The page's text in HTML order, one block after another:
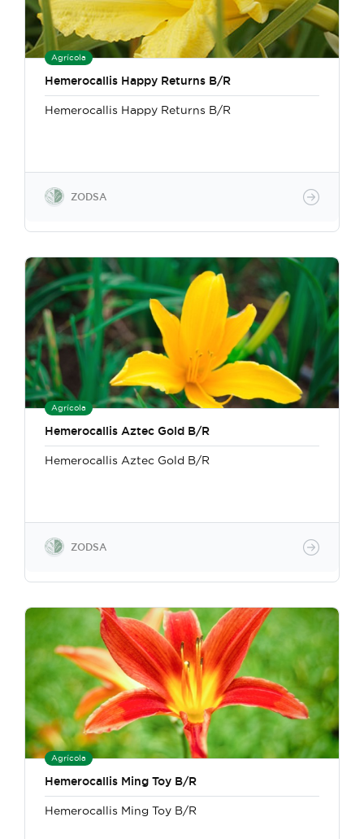
Agrícola
Hemerocallis Happy Returns B/R
Hemerocallis Happy Returns B/R
ZODSA
Agrícola
Hemerocallis Aztec Gold B/R
Hemerocallis Aztec Gold B/R
ZODSA
Agrícola
Hemerocallis Ming Toy B/R
Hemerocallis Ming Toy B/R